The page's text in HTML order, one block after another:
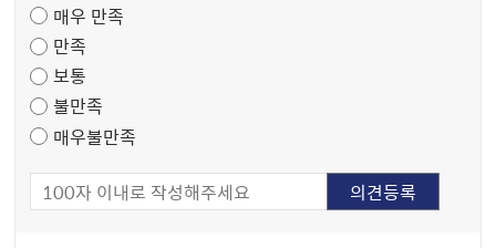
도
조
사
매우 만족
만족
보통
불만족
매우불만족